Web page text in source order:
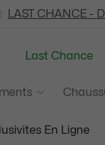
LAST CHANCE -
LAST CHANCE -
Last Chance
En Ligne